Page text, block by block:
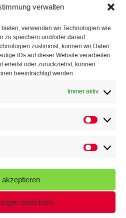
verwalten
verwenden wir Technologien wie
zu speichern und/oder darauf
zustimmst, können wir Daten
IDs auf dieser Website verarbeiten.
erteilst oder zurückziehst, können
beeinträchtigt werden.
Immer aktiv
akzeptieren
speichern